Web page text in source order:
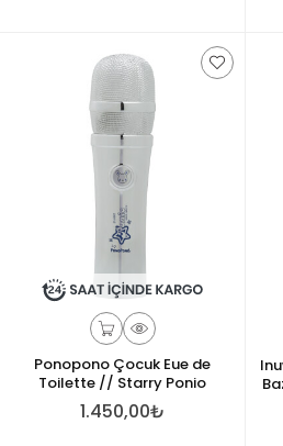
Ponopono Çocuk Eue de
Toilette // Starry Ponio
1.450,00₺